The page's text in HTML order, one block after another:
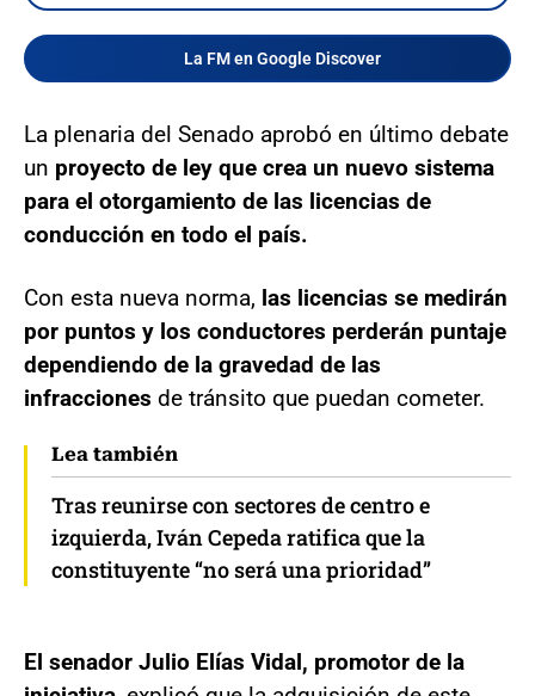
La FM en Google Discover
La plenaria del Senado aprobó en último debate
un proyecto de ley que crea un nuevo sistema
para el otorgamiento de las licencias de
conducción en todo el país.
Con esta nueva norma, las licencias se medirán
por puntos y los conductores perderán puntaje
dependiendo de la gravedad de las
infracciones de tránsito que puedan cometer.
Lea también
Tras reunirse con sectores de centro e
izquierda, Iván Cepeda ratifica que la
constituyente “no será una prioridad”
El senador Julio Elías Vidal, promotor de la